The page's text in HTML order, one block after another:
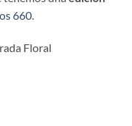
660.
Floral